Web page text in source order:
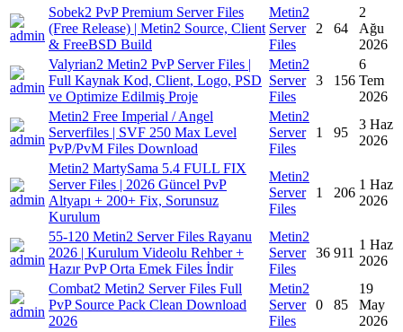
Sobek2 PvP Premium Server Files
(Free Release) | Metin2 Source, Client
& FreeBSD Build
Metin2
Server
Files
2 64
2
Ağu
2026
Valyrian2 Metin2 PvP Server Files |
Full Kaynak Kod, Client, Logo, PSD
ve Optimize Edilmiş Proje
Metin2
Server
Files
3 156
6
Tem
2026
Metin2 Free Imperial / Angel
Serverfiles | SVF 250 Max Level
PvP/PvM Files Download
Metin2
Server
Files
1 95
3 Haz
2026
Metin2 MartySama 5.4 FULL FIX
Server Files | 2026 Güncel PvP
Altyapı + 200+ Fix, Sorunsuz
Kurulum
Metin2
Server
Files
1 206
1 Haz
2026
55-120 Metin2 Server Files Rayanu
2026 | Kurulum Videolu Rehber +
Hazır PvP Orta Emek Files İndir
Metin2
Server
Files
36 911
1 Haz
2026
Combat2 Metin2 Server Files Full
PvP Source Pack Clean Download
2026
Metin2
Server
Files
0 85
19
May
2026